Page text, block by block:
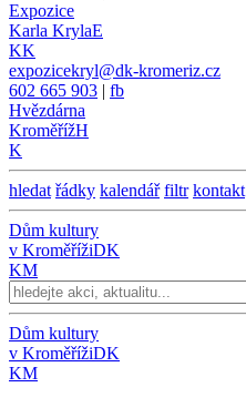
Expozice
Karla KrylaE
KK
expozicekryl@dk-kromeriz.cz
602 665 903 | fb
Hvězdárna
KroměřížH
K
hledat řádky kalendář filtr kontakt
Dům kultury
v KroměřížiDK
KM
Dům kultury
v KroměřížiDK
KM